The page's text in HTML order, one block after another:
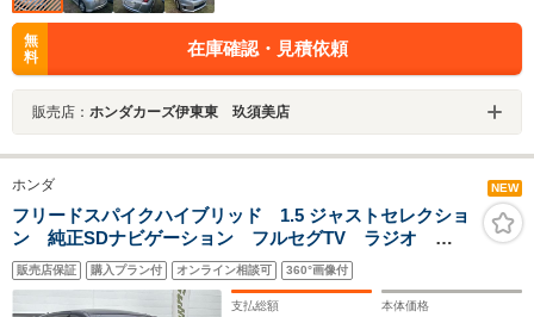
無
料
在庫確認・見積依頼
販売店： ホンダカーズ伊東東 玖須美店
ホンダ NEW
フリードスパイクハイブリッド 1.5 ジャストセレクショ
ン 純正SDナビゲーション フルセグTV ラジオ
CD DVD BT SD ETC 両側パワースライドドア
LEDライト オートライト 純正フロアマット 電格ミ
ラー ドアバイザー
販売店保証 購入プラン付 オンライン相談可 360°画像付
支払総額 本体価格